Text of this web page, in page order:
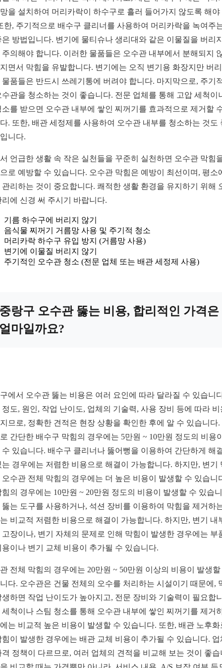
을 설치하여 머리카락이 하수구로 흘러 들어가지 않도록 해야
한, 주기적으로 배수구 클리너를 사용하여 머리카락을 녹여주
은 방법입니다. 변기에 물티슈나 생리대와 같은 이물질을 버리
주의해야 합니다. 이러한 물품들은 오수관 내부에서 분해되지
면서 막힘을 유발합니다. 변기에는 오직 변기용 화장지만 버
물품들은 반드시 쓰레기통에 버려야 합니다. 마지막으로, 주기
수관을 청소하는 것이 좋습니다. 전문 업체를 통해 고압 세척이
소를 받으면 오수관 내부에 쌓인 찌꺼기를 효과적으로 제거할
. 또한, 배관 세정제를 사용하여 오수관 내부를 청소하는 것도
니다.
언급한 생활 속 작은 실천들을 꾸준히 실천하면 오수관 막힘
로 예방할 수 있습니다. 오수관 막힘은 예방이 최선이며, 평소
관리하는 것이 중요합니다. 쾌적한 생활 환경을 유지하기 위해
리에 신경 써 주시기 바랍니다.
기름 하수구에 버리지 않기
음식물 찌꺼기 거름망 사용 및 주기적 청소
머리카락 하수구 유입 방지 (거름망 사용)
변기에 이물질 버리지 않기
주기적인 오수관 청소 (전문 업체 또는 배관 세정제 사용)
랑구 오수관 뚫는 비용, 합리적인 가격은
마일까요?
에서 오수관 뚫는 비용은 여러 요인에 따라 달라질 수 있습니
정도, 원인, 작업 난이도, 업체의 기술력, 사용 장비 등에 따라 비
므로, 정확한 견적은 현장 상황을 확인한 후에 알 수 있습니다.
간단한 배수구 막힘의 경우에는 5만원 ~ 10만원 정도의 비용
수 있습니다. 배수구 클리너나 뚫어뻥을 이용하여 간단하게 해
는 경우에는 저렴한 비용으로 해결이 가능합니다. 하지만, 변기
오수관 전체 막힘의 경우에는 더 높은 비용이 발생할 수 있습니
힘의 경우에는 10만원 ~ 20만원 정도의 비용이 발생할 수 있습
뚫는 도구를 사용하거나, 석션 장비를 이용하여 막힘을 제거하
비교적 저렴한 비용으로 해결이 가능합니다. 하지만, 변기 내
고장이나, 변기 자체의 문제로 인해 막힘이 발생한 경우에는 부
용이나 변기 교체 비용이 추가될 수 있습니다.
전체 막힘의 경우에는 20만원 ~ 50만원 이상의 비용이 발생할
다. 오수관은 건물 전체의 오수를 처리하는 시설이기 때문에,
생하면 작업 난이도가 높아지고, 전문 장비와 기술력이 필요합
세척이나 스팀 청소를 통해 오수관 내부에 쌓인 찌꺼기를 제거
는 비교적 높은 비용이 발생할 수 있습니다. 또한, 배관 노후화
힘이 발생한 경우에는 배관 교체 비용이 추가될 수 있습니다. 업
격 정책이 다르므로, 여러 업체의 견적을 비교해 보는 것이 좋습